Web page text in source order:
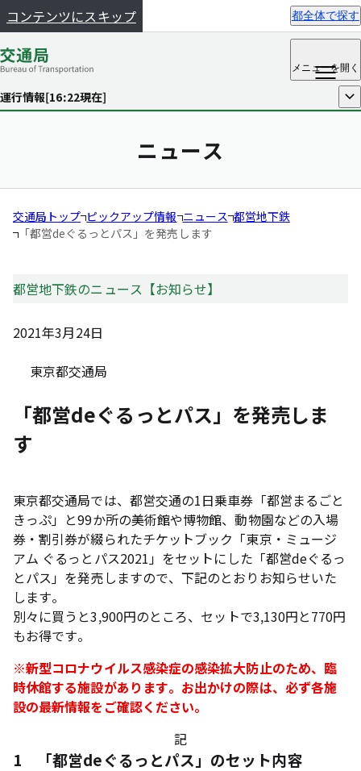
コンテンツにスキップ 都全体で探す
メニューを開く
運行情報[16:22現在] 開く
ニュース
交通局トップ ピックアップ情報 ニュース 都営地下鉄
「都営deぐるっとパス」を発売します
都営地下鉄のニュース【お知らせ】
2021年3月24日
東京都交通局
「都営deぐるっとパス」を発売しま
す
東京都交通局では、都営交通の1日乗車券「都営まるごと
きっぷ」と99か所の美術館や博物館、動物園などの入場
券・割引券が綴られたチケットブック「東京・ミュージ
アム ぐるっとパス2021」をセットにした「都営deぐるっ
とパス」を発売しますので、下記のとおりお知らせいた
します。
別々に買うと3,900円のところ、セットで3,130円と770円
もお得です。
※新型コロナウイルス感染症の感染拡大防止のため、臨
時休館する施設があります。お出かけの際は、必ず各施
設の最新情報をご確認ください。
記
1 「都営deぐるっとパス」のセット内容